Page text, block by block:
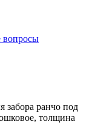
вопросы
забора ранчо под
толщина